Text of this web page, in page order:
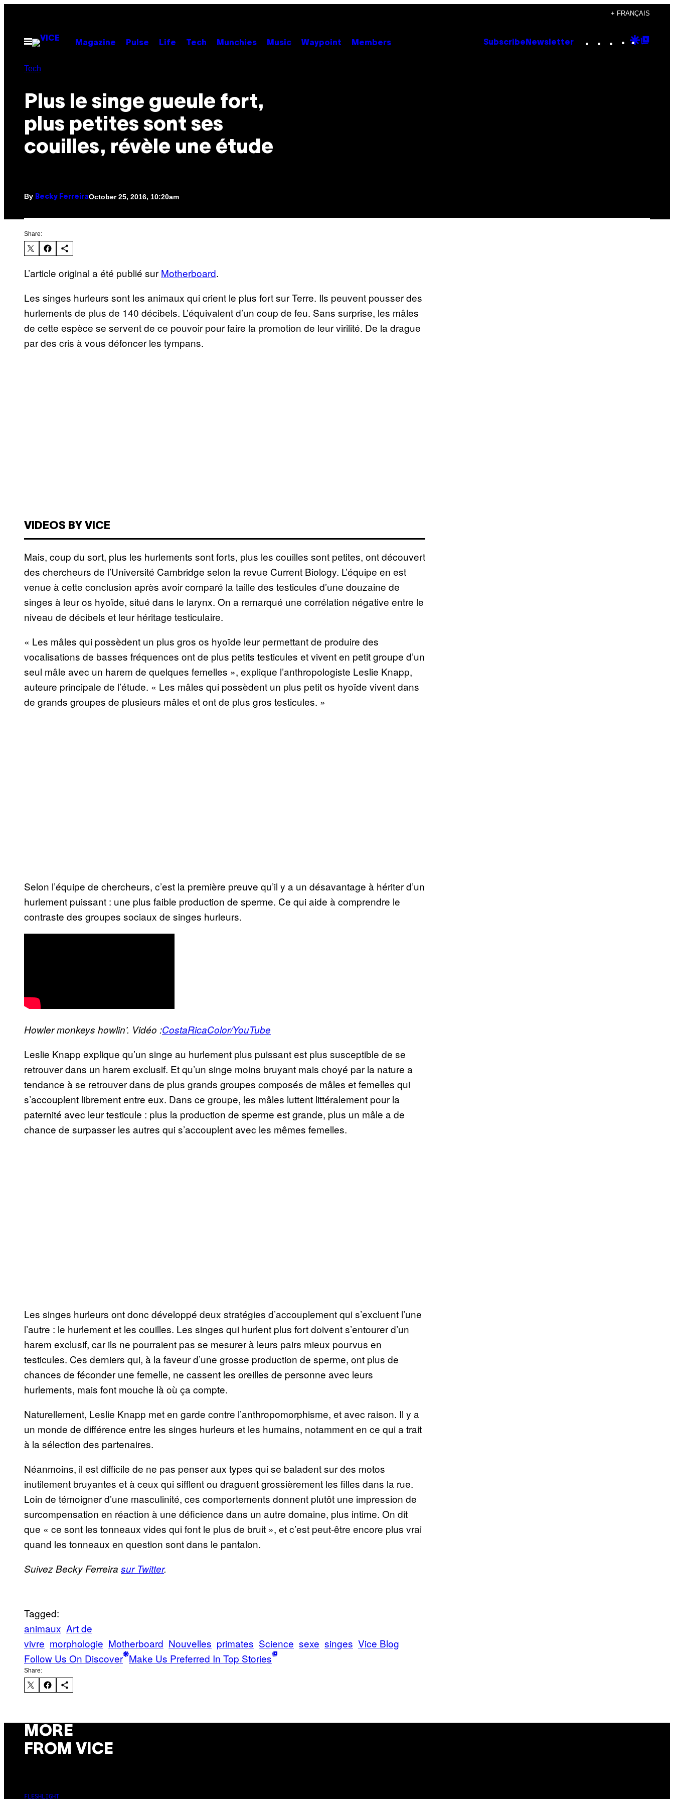
content
+ FRANÇAIS
Open
Menu
Magazine Pulse Life Tech Munchies Music Waypoint Members Subscribe Newsletter Instagram
TikTok
YouTube
Google
Tech
Plus le singe gueule fort,
plus petites sont ses
couilles, révèle une étude
By Becky FerreiraOctober 25, 2016, 10:20am
Share:
L’article original a été publié sur Motherboard.
Les singes hurleurs sont les animaux qui crient le plus fort sur Terre. Ils peuvent pousser des
hurlements de plus de 140 décibels. L’équivalent d’un coup de feu. Sans surprise, les mâles
de cette espèce se servent de ce pouvoir pour faire la promotion de leur virilité. De la drague
par des cris à vous défoncer les tympans.
VIDEOS BY VICE
Mais, coup du sort, plus les hurlements sont forts, plus les couilles sont petites, ont découvert
des chercheurs de l’Université Cambridge selon la revue Current Biology. L’équipe en est
venue à cette conclusion après avoir comparé la taille des testicules d’une douzaine de
singes à leur os hyoïde, situé dans le larynx. On a remarqué une corrélation négative entre le
niveau de décibels et leur héritage testiculaire.
« Les mâles qui possèdent un plus gros os hyoïde leur permettant de produire des
vocalisations de basses fréquences ont de plus petits testicules et vivent en petit groupe d’un
seul mâle avec un harem de quelques femelles », explique l’anthropologiste Leslie Knapp,
auteure principale de l’étude. « Les mâles qui possèdent un plus petit os hyoïde vivent dans
de grands groupes de plusieurs mâles et ont de plus gros testicules. »
Selon l’équipe de chercheurs, c’est la première preuve qu’il y a un désavantage à hériter d’un
hurlement puissant : une plus faible production de sperme. Ce qui aide à comprendre le
contraste des groupes sociaux de singes hurleurs.
Howler monkeys howlin’. Vidéo :CostaRicaColor/YouTube
Leslie Knapp explique qu’un singe au hurlement plus puissant est plus susceptible de se
retrouver dans un harem exclusif. Et qu’un singe moins bruyant mais choyé par la nature a
tendance à se retrouver dans de plus grands groupes composés de mâles et femelles qui
s’accouplent librement entre eux. Dans ce groupe, les mâles luttent littéralement pour la
paternité avec leur testicule : plus la production de sperme est grande, plus un mâle a de
chance de surpasser les autres qui s’accouplent avec les mêmes femelles.
Les singes hurleurs ont donc développé deux stratégies d’accouplement qui s’excluent l’une
l’autre : le hurlement et les couilles. Les singes qui hurlent plus fort doivent s’entourer d’un
harem exclusif, car ils ne pourraient pas se mesurer à leurs pairs mieux pourvus en
testicules. Ces derniers qui, à la faveur d’une grosse production de sperme, ont plus de
chances de féconder une femelle, ne cassent les oreilles de personne avec leurs
hurlements, mais font mouche là où ça compte.
Naturellement, Leslie Knapp met en garde contre l’anthropomorphisme, et avec raison. Il y a
un monde de différence entre les singes hurleurs et les humains, notamment en ce qui a trait
à la sélection des partenaires.
Néanmoins, il est difficile de ne pas penser aux types qui se baladent sur des motos
inutilement bruyantes et à ceux qui sifflent ou draguent grossièrement les filles dans la rue.
Loin de témoigner d’une masculinité, ces comportements donnent plutôt une impression de
surcompensation en réaction à une déficience dans un autre domaine, plus intime. On dit
que « ce sont les tonneaux vides qui font le plus de bruit », et c’est peut-être encore plus vrai
quand les tonneaux en question sont dans le pantalon.
Suivez Becky Ferreira sur Twitter.
Tagged:
animaux Art de
vivre morphologie Motherboard Nouvelles primates Science sexe singes Vice Blog
Follow Us On Discover Make Us Preferred In Top Stories
Share:
MORE
FROM VICE
FLESHLIGHT